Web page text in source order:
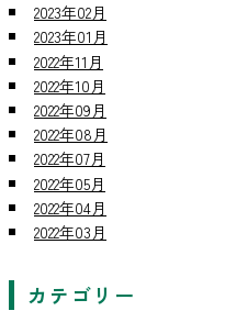
2023年02月
2023年01月
2022年11月
2022年10月
2022年09月
2022年08月
2022年07月
2022年05月
2022年04月
2022年03月
カテゴリー